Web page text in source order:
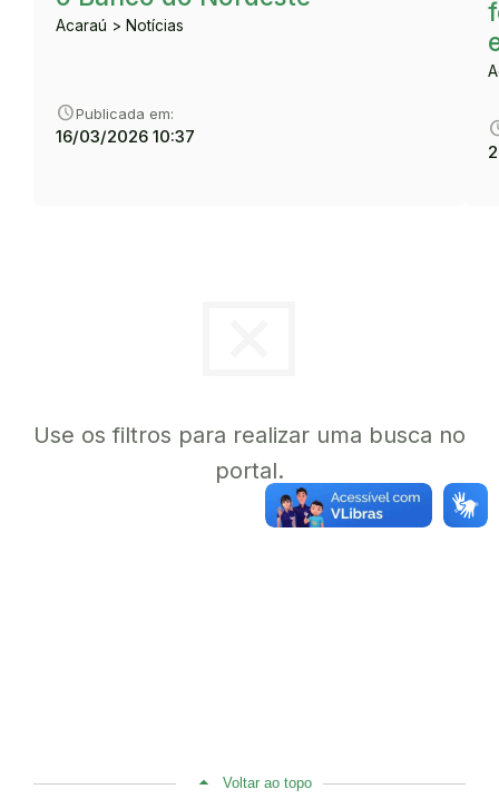
Acaraú > Notícias
schedulePublicada em:
16/03/2026 10:37
Use os filtros para realizar uma busca no
portal.
Voltar ao topo